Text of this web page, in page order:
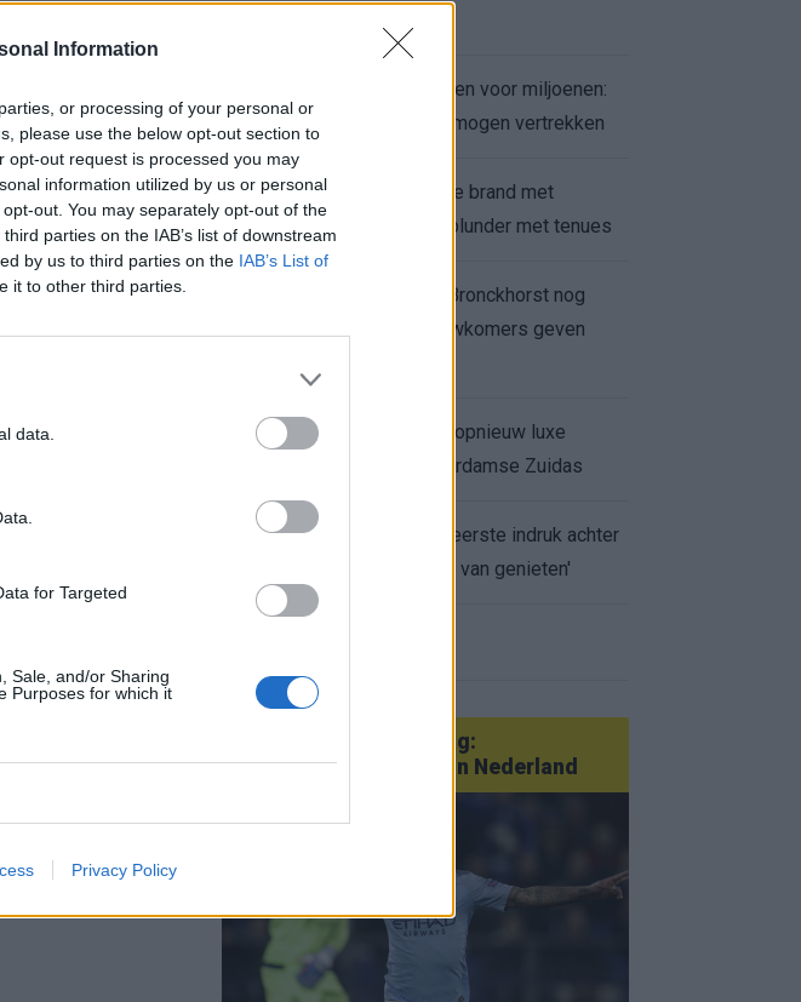
Information
or processing of your personal or
please use the below opt-out section to
opt-out request is processed you may
information utilized by us or personal
out. You may separately opt-out of the
parties on the IAB’s list of downstream
by us to third parties on the IAB’s List of
it to other third parties.
data.
for Targeted
Sale, and/or Sharing
Purposes for which it
Privacy Policy
de jaren heen
in WK-finale
van Ajax-icoon
16.
Feyenoord zet deur open voor miljoenen:
Ueda en Hadj Moussa mogen vertrekken
17.
Ajax helpt Burnley uit de brand met
afgeknipte sokken na blunder met tenues
Feyenoord onder Van Bronckhorst nog
altijd ongeslagen: nieuwkomers geven
Hakim Ziyech verhuurt opnieuw luxe
appartement op Amsterdamse Zuidas
Marcos Leonardo laat eerste indruk achter
bij Ajax: 'Hier gaan fans van genieten'
Van Götze tot Sterling:
statementtransfers in Nederland